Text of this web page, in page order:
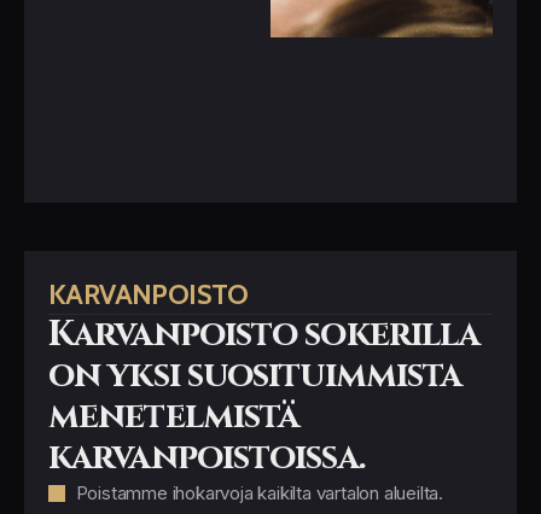
KARVANPOISTO
Karvanpoisto sokerilla
on yksi suosituimmista
menetelmistä
karvanpoistoissa.
Poistamme ihokarvoja kaikilta vartalon alueilta.